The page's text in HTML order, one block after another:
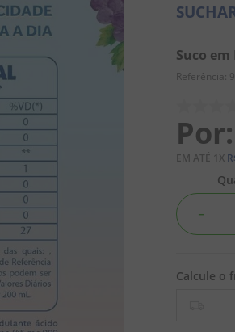
Suco
Referência :
EM ATÉ 1 X
－